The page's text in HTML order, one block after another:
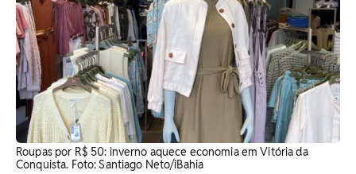
Roupas por R$ 50: inverno aquece economia em Vitória da
Conquista. Foto: Santiago Neto/iBahia